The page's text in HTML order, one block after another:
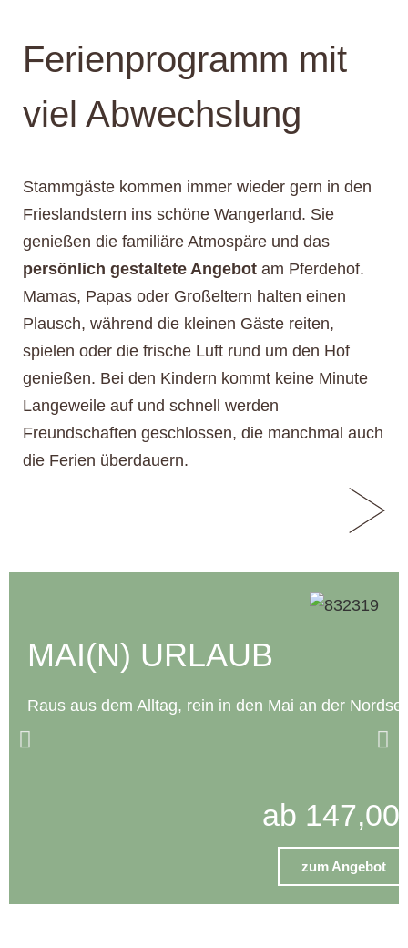
Ferienprogramm mit
viel Abwechslung
Stammgäste kommen immer wieder gern in den
Frieslandstern ins schöne Wangerland. Sie
genießen die familiäre Atmospäre und das
persönlich gestaltete Angebot am Pferdehof.
Mamas, Papas oder Großeltern halten einen
Plausch, während die kleinen Gäste reiten,
spielen oder die frische Luft rund um den Hof
genießen. Bei den Kindern kommt keine Minute
Langeweile auf und schnell werden
Freundschaften geschlossen, die manchmal auch
die Ferien überdauern.
MAI(N) URLAUB
Raus aus dem Alltag, rein in den Mai an der
ab 147,00
zum Angebot